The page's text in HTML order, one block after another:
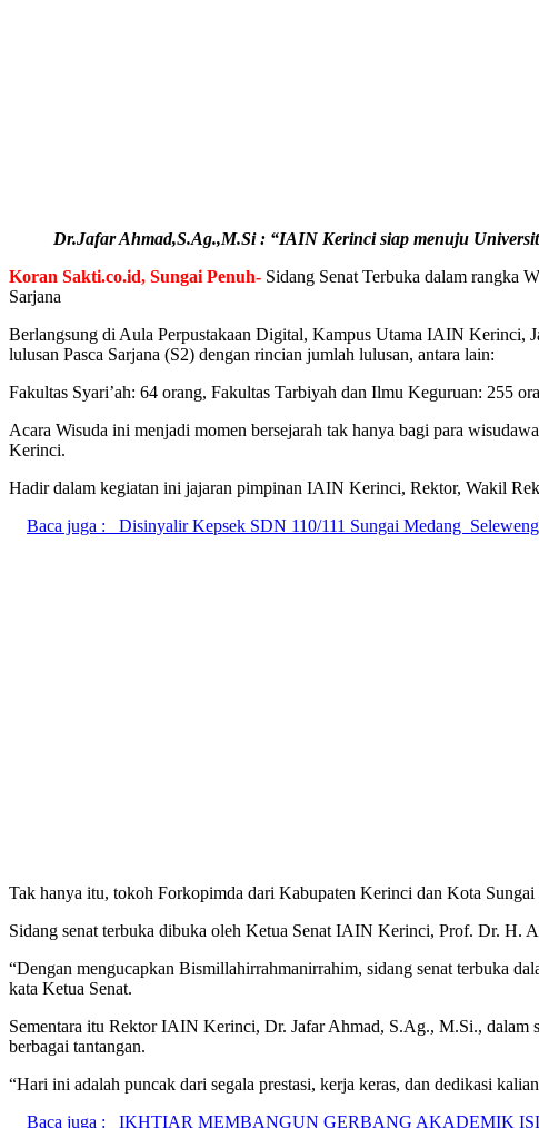
Dr.Jafar Ahmad,S.Ag.,M.Si : “IAIN Kerinci siap menuju
Koran Sakti.co.id, Sungai Penuh- Sidang Senat Terbuka dalam rangka
Sarjana
Berlangsung di Aula Perpustakaan Digital, Kampus Utama IAIN Kerinci,
lulusan Pasca Sarjana (S2) dengan rincian jumlah lulusan, antara lain:
Fakultas Syari’ah: 64 orang, Fakultas Tarbiyah dan Ilmu Keguruan: 255
Acara Wisuda ini menjadi momen bersejarah tak hanya bagi para
Kerinci.
Hadir dalam kegiatan ini jajaran pimpinan IAIN Kerinci, Rektor, Wakil
Baca juga :
Disinyalir Kepsek SDN 110/111 Sungai Medang
Tak hanya itu, tokoh Forkopimda dari Kabupaten Kerinci dan Kota
Sidang senat terbuka dibuka oleh Ketua Senat IAIN Kerinci, Prof. Dr. H.
“Dengan mengucapkan Bismillahirrahmanirrahim, sidang senat terbuka
kata Ketua Senat.
Sementara itu Rektor IAIN Kerinci, Dr. Jafar Ahmad, S.Ag., M.Si., dalam
berbagai tantangan.
“Hari ini adalah puncak dari segala prestasi, kerja keras, dan dedikasi
Baca juga :
IKHTIAR MEMBANGUN GERBANG AKADEMIK